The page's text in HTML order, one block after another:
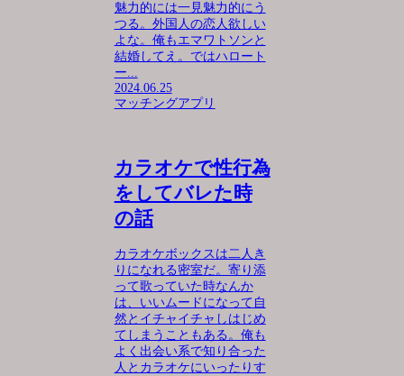
魅力的には一見魅力的にう
つる。外国人の恋人欲しい
よな。俺もエマワトソンと
結婚してえ。ではハロート
ー...
2024.06.25
マッチングアプリ
カラオケで性行為
をしてバレた時
の話
カラオケボックスは二人き
りになれる密室だ。寄り添
って歌っていた時なんか
は、いいムードになって自
然とイチャイチャしはじめ
てしまうこともある。俺も
よく出会い系で知り合った
人とカラオケにいったりす